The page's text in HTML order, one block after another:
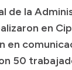
de la
en
en
50